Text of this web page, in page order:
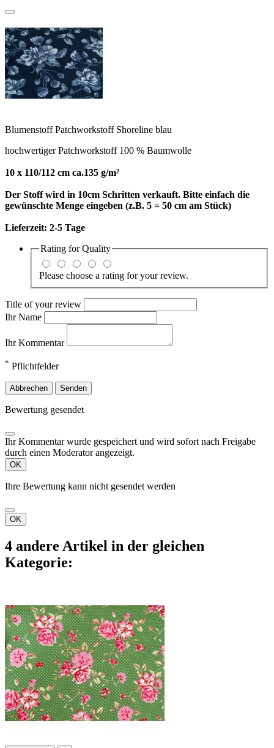
Blumenstoff Patchworkstoff Shoreline blau
hochwertiger Patchworkstoff 100 % Baumwolle
10 x 110/112 cm ca.135 g/m²
Der Stoff wird in 10cm Schritten verkauft. Bitte einfach die
gewünschte Menge eingeben (z.B. 5 = 50 cm am Stück)
Lieferzeit: 2-5 Tage
Rating forQuality
Please choose a rating for your review.
Title of your review
Ihr Name
Ihr Kommentar
* Pflichtfelder
Abbrechen Senden
Bewertung gesendet
Ihr Kommentar wurde gespeichert und wird sofort nach Freigabe
durch einen Moderator angezeigt.
OK
Ihre Bewertung kann nicht gesendet werden
OK
4 andere Artikel in der gleichen
Kategorie: